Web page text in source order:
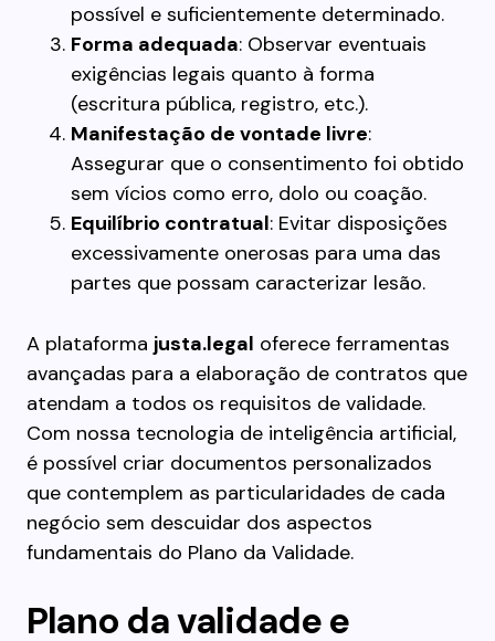
possível e suficientemente determinado.
Forma adequada: Observar eventuais
exigências legais quanto à forma
(escritura pública, registro, etc.).
Manifestação de vontade livre:
Assegurar que o consentimento foi obtido
sem vícios como erro, dolo ou coação.
Equilíbrio contratual: Evitar disposições
excessivamente onerosas para uma das
partes que possam caracterizar lesão.
A plataforma justa.legal oferece ferramentas
avançadas para a elaboração de contratos que
atendam a todos os requisitos de validade.
Com nossa tecnologia de inteligência artificial,
é possível criar documentos personalizados
que contemplem as particularidades de cada
negócio sem descuidar dos aspectos
fundamentais do Plano da Validade.
Plano da validade e